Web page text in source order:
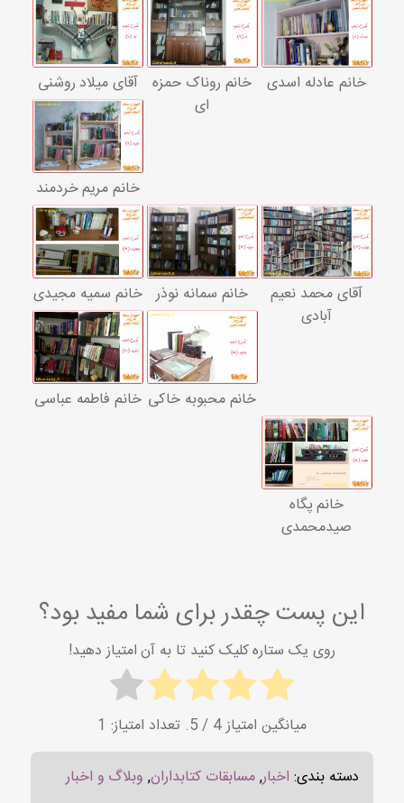
خانم عادله اسدی
خانم روناک حمزه
ای
آقای میلاد روشنی
خانم مریم خردمند
آقای محمد نعیم
آبادی
خانم سمانه نوذر خانم سمیه مجیدی
خانم محبوبه خاکی خانم فاطمه عباسی
خانم پگاه
صیدمحمدی
این پست چقدر برای شما مفید بود؟
روی یک ستاره کلیک کنید تا به آن امتیاز دهید!
میانگین امتیاز4 / 5. تعداد امتیاز: 1
دسته بندی: اخبار,مسابقات کتابداران, وبلاگ و اخبار